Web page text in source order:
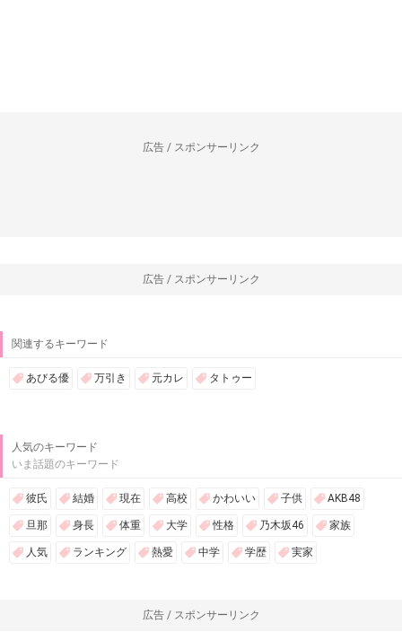
広告 / スポンサーリンク
広告 / スポンサーリンク
関連するキーワード
あびる優 万引き 元カレ タトゥー
人気のキーワード
いま話題のキーワード
彼氏 結婚 現在 高校 かわいい 子供 AKB48
旦那 身長 体重 大学 性格 乃木坂46 家族
人気 ランキング 熱愛 中学 学歴 実家
広告 / スポンサーリンク